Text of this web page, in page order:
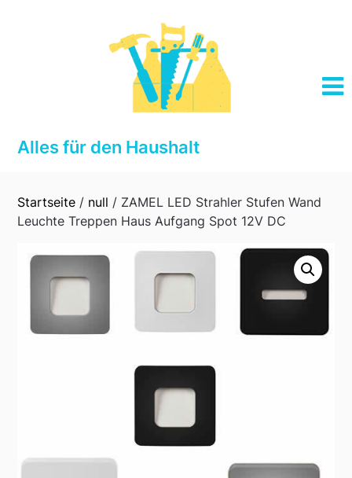
Alles für den Haushalt
Startseite / null / ZAMEL LED Strahler Stufen Wand
Leuchte Treppen Haus Aufgang Spot 12V DC